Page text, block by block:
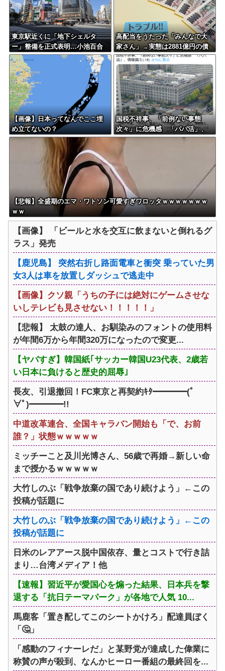
東京駅近くに「地下シェルタ
ー」整備を正式表明…小池百合
子知事「多くの方が滞在、施設
整備の効果高い」
高配当をうたった「みんなで大
家さん」→実態は2881億円の債
務超過
【画像】日本ってなんでここ埋
め立てないの？
国税不祥事、「前例ない事態
次々」に危機感 「パパ活」、
情報漏えいも
【悲報】全盛期のエマ・ワトソン可愛すぎワロッタｗｗｗｗｗｗｗ
ｗｗ
【画像】 「ビールと水を交互に飲まないと倒れるグ
ラス」発売
【鹿児島】 突然右折し路面電車と衝突 乗っていた男
女3人は車を放置しダッシュで逃走中
【画像】クソ親「うちの子には絶対にゲームさせな
いしテレビも見させない！！！！！」
【悲報】 太鼓の達人、お馴染みのフォントの使用料
が年間6万から年間320万になったので変更...
【ヤバすぎ】韓国紙｢サッカー韓国U23代表、2歳若
い日本に負けると歴史的屈辱｣
長友、引退撤回！FC東京と再契約ｷﾀ━━━━(ﾟ
∀ﾟ)━━━━!!
中道改革連合、全国キャラバン開始も「で、お前
誰？」状態ｗｗｗｗｗ
ミッチーこと及川光博さん、56歳で再婚→新しい命
まで授かるｗｗｗｗｗ
大竹しのぶ「戦争放棄の国であり続けよう」←この
投稿が話題に
大竹しのぶ「戦争放棄の国であり続けよう」←この
投稿が話題に
日米のレアアース脱中国依存、量とコストで行き詰
まり…台湾メディア！他
【速報】習近平が愛国心を煽った結果、日本兵を撃
退する「抗日テーマパーク」が各地で人気 10...
馬鹿客「置き配してこのシートかけろ」配達員ぼく
「🤔」
「感動のフィナーレだ」と某野党が達成した偉業に
称賛の声が殺到、なんかヒーロー番組の最終回を...